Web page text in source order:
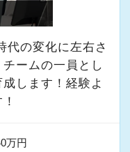
代の変化に左右さ
ームの一員とし
します！経験よ
万円